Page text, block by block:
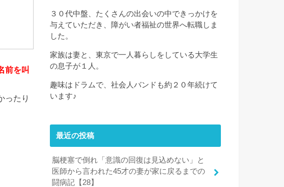
前を叫
ったり
３０代中盤、たくさんの出会いの中できっかけを
与えていただき、障がい者福祉の世界へ転職しま
した。
家族は妻と、東京で一人暮らしをしている大学生
の息子が１人。
趣味はドラムで、社会人バンドも約２０年続けて
います♪
最近の投稿
脳梗塞で倒れ「意識の回復は見込めない」と
医師から言われた45才の妻が家に戻るまでの
闘病記【28】